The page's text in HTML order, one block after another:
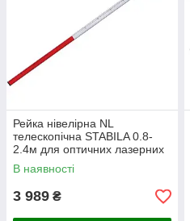
Рейка нівелірна NL
телескопічна STABILA 0.8-
2.4м для оптичних лазерних
рівнів 07468
В наявності
3 989 ₴